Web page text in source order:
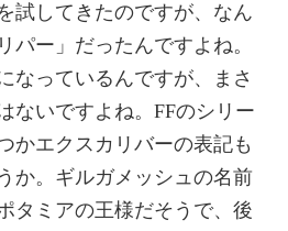
試してきたのですが、なん
パー」だったんですよね。
なっているんですが、まさ
ないですよね。FFのシリー
かエクスカリバーの表記も
か。ギルガメッシュの名前
タミアの王様だそうで、後